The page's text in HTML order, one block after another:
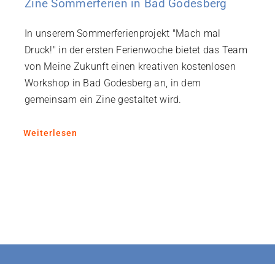
Zine Sommerferien in Bad Godesberg
In unserem Sommerferienprojekt "Mach mal
Druck!" in der ersten Ferienwoche bietet das Team
von Meine Zukunft einen kreativen kostenlosen
Workshop in Bad Godesberg an, in dem
gemeinsam ein Zine gestaltet wird.
Weiterlesen